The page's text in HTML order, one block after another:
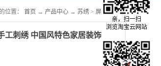
位置： 首页 → 产品中心 → 苏绣 > 屏风>地屏
工刺绣 中国风特色家居装饰
亲，扫一扫
浏览淘宝云网站